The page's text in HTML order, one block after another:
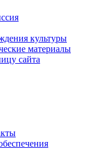
культуры
материалы
сайта